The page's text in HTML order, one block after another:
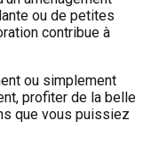
ou de petites
contribue à
ou simplement
profiter de la belle
que vous puissiez